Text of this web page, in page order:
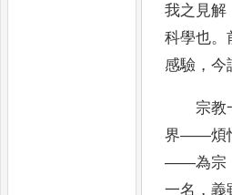
我之見解
科學也。
感驗 ，今
宗教
界——煩
——為宗
一名 ，義